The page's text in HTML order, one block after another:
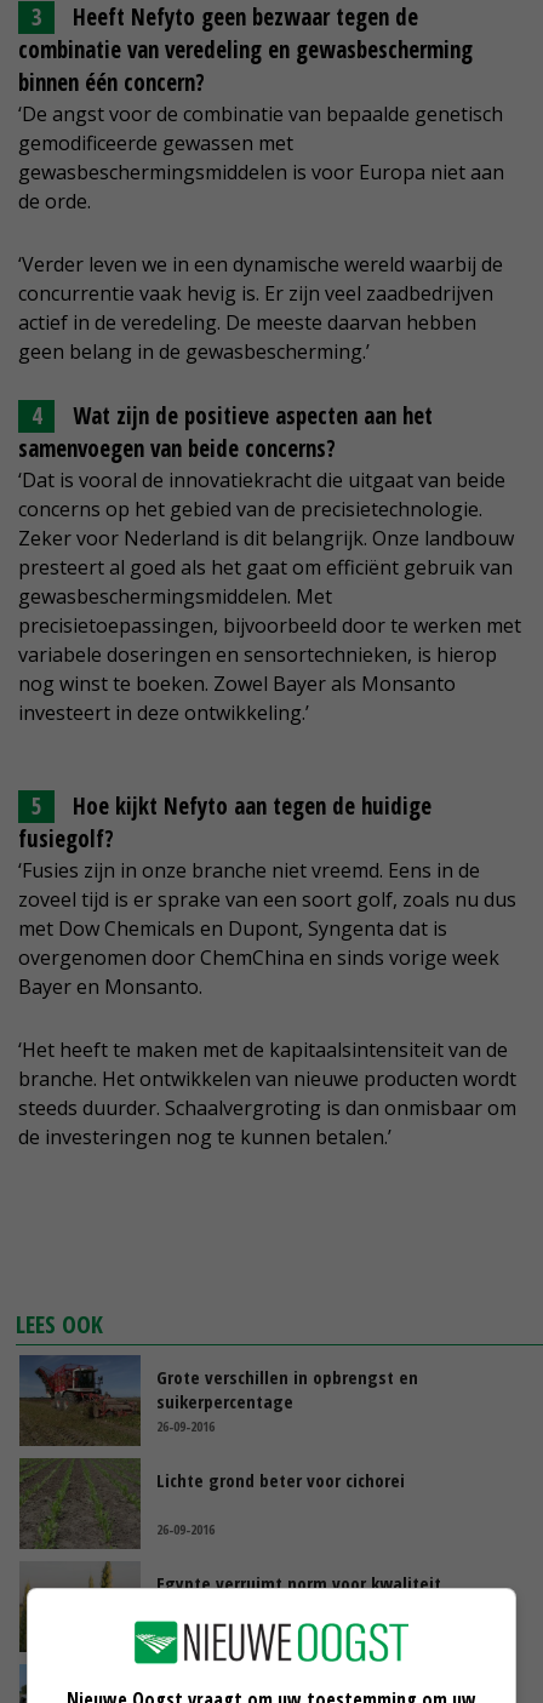
Heeft Nefyto geen bezwaar tegen de
combinatie van veredeling en gewasbescherming
binnen één concern?
‘De angst voor de combinatie van bepaalde genetisch
gemodificeerde gewassen met
gewasbeschermingsmiddelen is voor Europa niet aan
de orde.
‘Verder leven we in een dynamische wereld waarbij de
concurrentie vaak hevig is. Er zijn veel zaadbedrijven
actief in de veredeling. De meeste daarvan hebben
geen belang in de gewasbescherming.’
Wat zijn de positieve aspecten aan het
samenvoegen van beide concerns?
‘Dat is vooral de innovatiekracht die uitgaat van beide
concerns op het gebied van de precisietechnologie.
Zeker voor Nederland is dit belangrijk. Onze landbouw
presteert al goed als het gaat om efficiënt gebruik van
gewasbeschermingsmiddelen. Met
precisietoepassingen, bijvoorbeeld door te werken met
variabele doseringen en sensortechnieken, is hierop
nog winst te boeken. Zowel Bayer als Monsanto
investeert in deze ontwikkeling.’
Hoe kijkt Nefyto aan tegen de huidige
fusiegolf?
‘Fusies zijn in onze branche niet vreemd. Eens in de
zoveel tijd is er sprake van een soort golf, zoals nu dus
met Dow Chemicals en Dupont, Syngenta dat is
overgenomen door ChemChina en sinds vorige week
Bayer en Monsanto.
‘Het heeft te maken met de kapitaalsintensiteit van de
branche. Het ontwikkelen van nieuwe producten wordt
steeds duurder. Schaalvergroting is dan onmisbaar om
de investeringen nog te kunnen betalen.’
LEES OOK
Grote verschillen in opbrengst en
suikerpercentage
26-09-2016
Lichte grond beter voor cichorei
26-09-2016
Egypte verruimt norm voor kwaliteit
23-09-2016
Alle dagen thuis is geen optie voor Hiddema